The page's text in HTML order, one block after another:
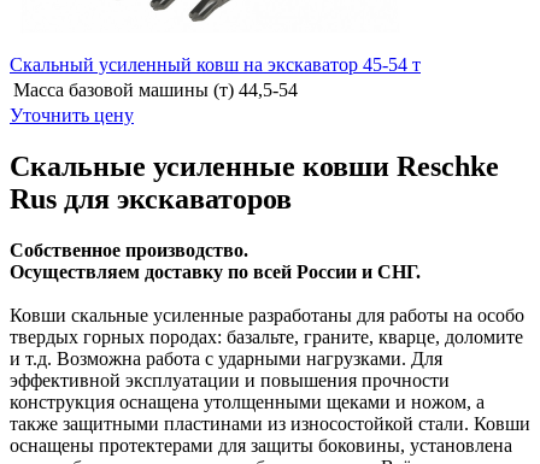
Скальный усиленный ковш на экскаватор 45-54 т
Масса базовой машины (т) 44,5-54
Уточнить цену
Скальные усиленные ковши Reschke
Rus для экскаваторов
Собственное производство.
Осуществляем доставку по всей России и СНГ.
Ковши скальные усиленные разработаны для работы на особо
твердых горных породах: базальте, граните, кварце, доломите
и т.д. Возможна работа с ударными нагрузками. Для
эффективной эксплуатации и повышения прочности
конструкция оснащена утолщенными щеками и ножом, а
также защитными пластинами из износостойкой стали. Ковши
оснащены протектерами для защиты боковины, установлена